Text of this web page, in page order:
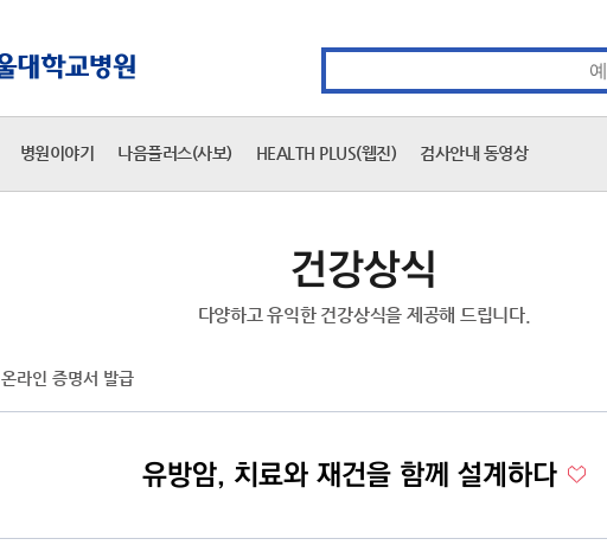
병원이야기 나음플러스(사보) HEALTH PLUS(웹진) 검사안내 동영상
건강상식
다양하고 유익한 건강상식을 제공해 드립니다.
온라인 증명서 발급
유방암, 치료와 재건을 함께 설계하다